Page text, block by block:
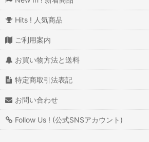
Hits ! 人気商品
ご利用案内
お買い物方法と送料
特定商取引法表記
お問い合わせ
Follow Us ! (公式SNSアカウント)